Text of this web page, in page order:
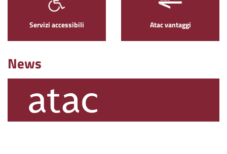
Servizi accessibili Atac vantaggi
News